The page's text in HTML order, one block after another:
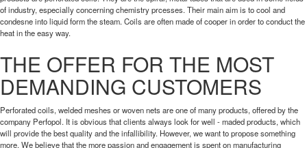
of industry, especially concerning chemistry prcesses. Their main aim is to cool and
condesne into liquid form the steam. Coils are often made of cooper in order to conduct the
heat in the easy way.
THE OFFER FOR THE MOST
DEMANDING CUSTOMERS
Perforated coils, welded meshes or woven nets are one of many products, offered by the
company Perfopol. It is obvious that clients always look for well - maded products, which
will provide the best quality and the infallibility. However, we want to propose something
more. We believe that the more passion and engagement is spent on manufacturing